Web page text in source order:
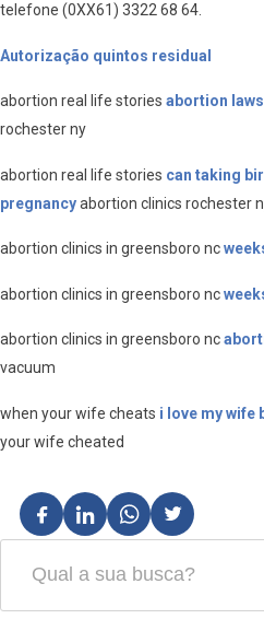
telefone (0XX61) 3322 68 64.
Autorização quintos residual
abortion real life stories abortion
rochester ny
abortion real life stories can taking
pregnancyabortion clinics rochester
abortion clinics in greensboro nc
abortion clinics in greensboro nc
abortion clinics in greensboro nc
vacuum
when your wife cheats i love my wife
your wife cheated